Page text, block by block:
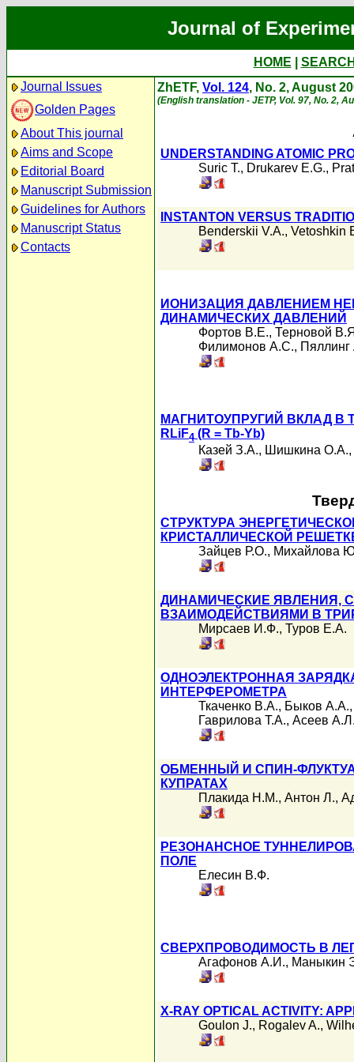
Journal of
HOME
Journal Issues
Golden Pages
About This journal
Aims and Scope
Editorial Board
Manuscript Submission
Guidelines for Authors
Manuscript Status
Contacts
ZhETF, Vol. 124, No. 2, August
(English translation - JETP, Vol. 97, No. 2,
UNDERSTANDING ATOMIC
Suric T., Drukarev E.G.,
INSTANTON VERSUS
Benderskii V.A., Vetoshkin
ИОНИЗАЦИЯ ДАВЛЕНИЕМ
ДИНАМИЧЕСКИХ ДАВЛЕНИЙ
Фортов В.Е., Терновой
Филимонов А.С.,
МАГНИТОУПРУГИЙ ВКЛАД
RLiF4 (R = Tb-Yb)
Казей З.А., Шишкина О.А.,
СТРУКТУРА
КРИСТАЛЛИЧЕСКОЙ
Зайцев Р.О., Михайлова
ДИНАМИЧЕСКИЕ ЯВЛЕНИЯ,
ВЗАИМОДЕЙСТВИЯМИ В
Мирсаев И.Ф., Туров Е.А.
ОДНОЭЛЕКТРОННАЯ
ИНТЕРФЕРОМЕТРА
Ткаченко В.А., Быков А.А.
Гаврилова Т.А., Асеев
ОБМЕННЫЙ И СПИН-
КУПРАТАХ
Плакида Н.М., Антон Л.,
РЕЗОНАНСНОЕ
ПОЛЕ
Елесин В.Ф.
СВЕРХПРОВОДИМОСТЬ В
Агафонов А.И., Маныкин
X-RAY OPTICAL ACTIVITY:
Goulon J., Rogalev A.,